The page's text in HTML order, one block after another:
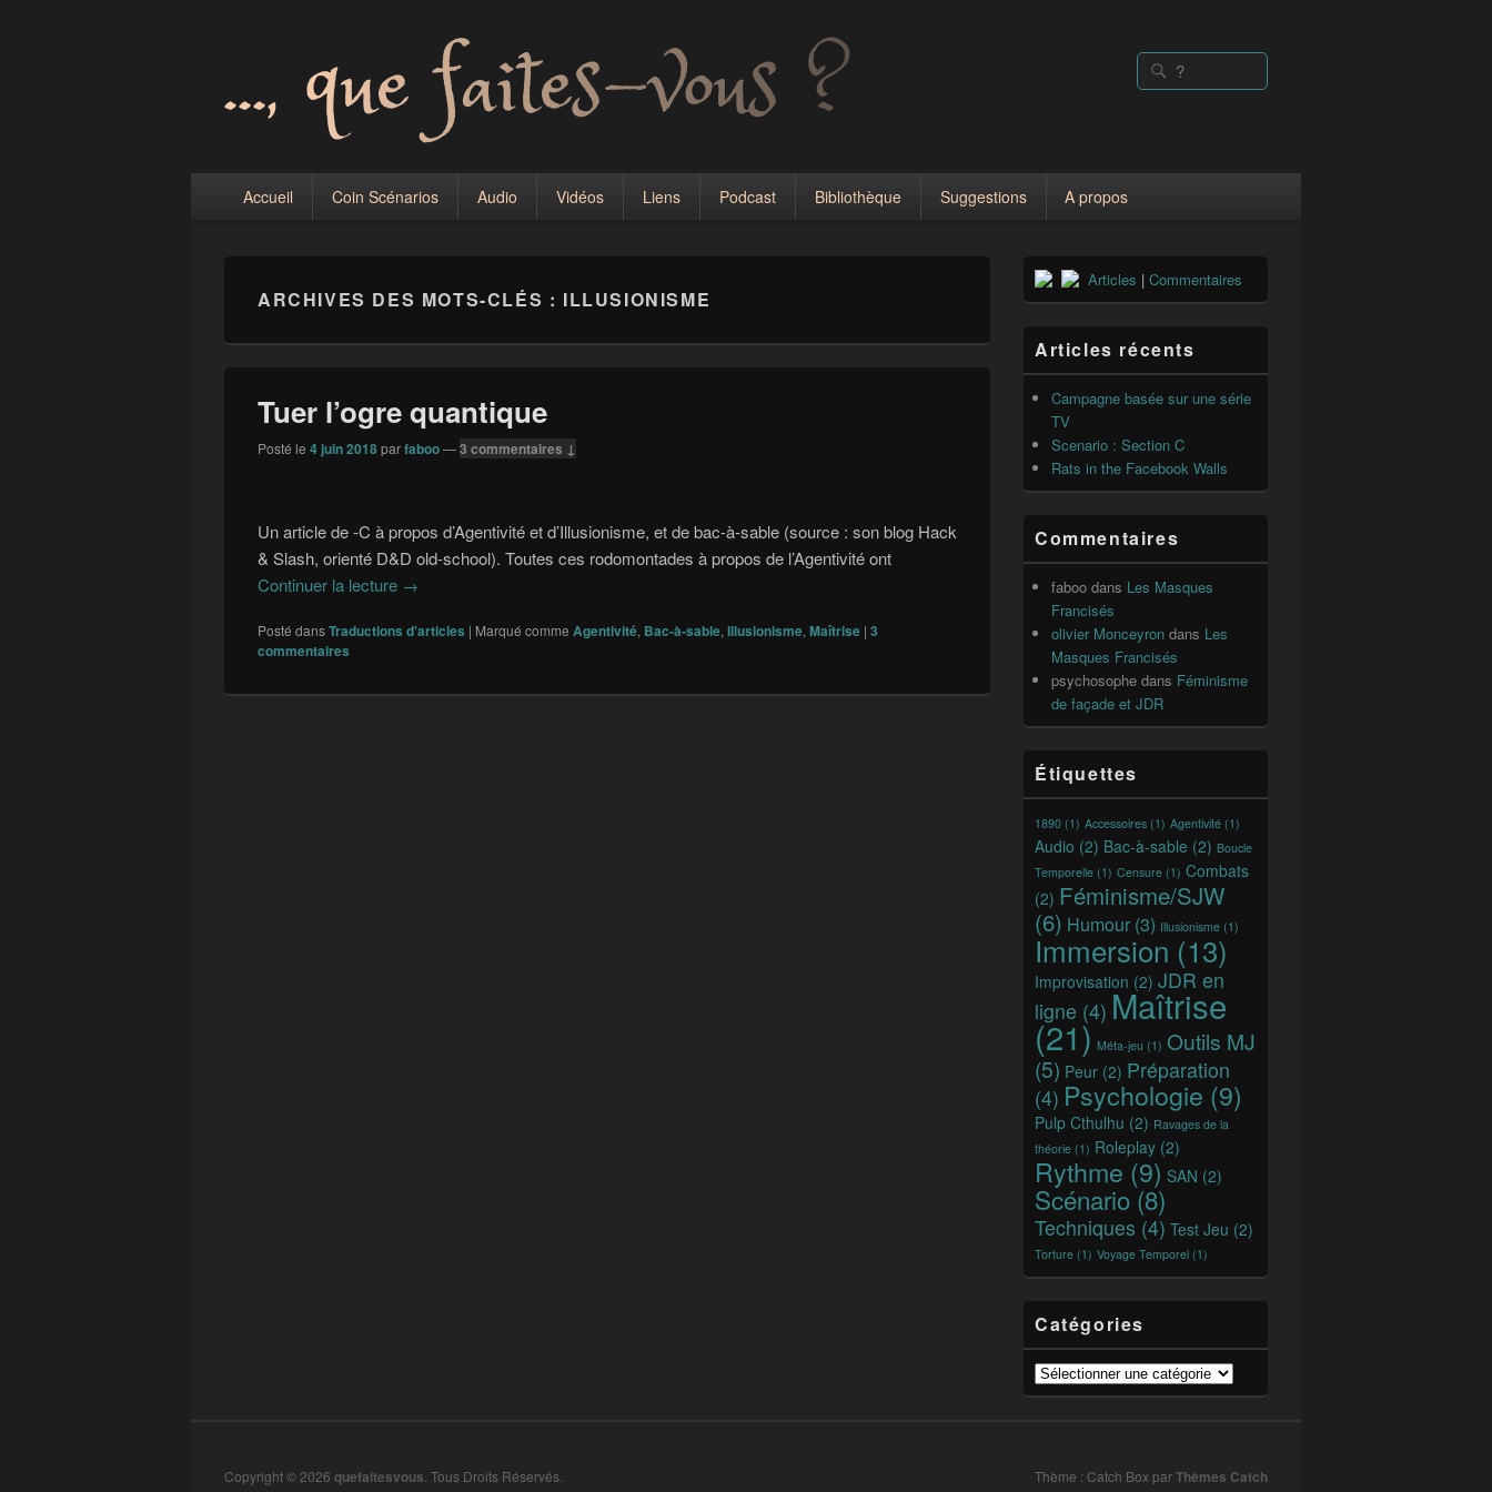
quefaitesvous
Rechercher :
Recherche
principalAccueil Coin Scénarios Audio Vidéos Liens Podcast Bibliothèque Suggestions A propos
ARCHIVES DES MOTS-CLÉS : ILLUSIONISME
Tuer l’ogre quantique
Posté le 4 juin 2018parfaboo—3 commentaires ↓
Un article de -C à propos d’Agentivité et d’Illusionisme, et de bac-à-sable (source : son blog Hack
& Slash, orienté D&D old-school). Toutes ces rodomontades à propos de l’Agentivité ont
Continuer la lecture Tuer l’ogre quantique
→
Posté dansTraductions d'articles | Marqué comme Agentivité, Bac-à-sable, Illusionisme, Maîtrise | 3
commentaires
Zone
principale
de
pour
latérale
Articles | Commentaires
Articles récents
Campagne basée sur une série
TV
Scenario : Section C
Rats in the Facebook Walls
Commentaires
faboo dans Les Masques
Francisés
olivier Monceyron dans Les
Masques Francisés
psychosophe dans Féminisme
de façade et JDR
Étiquettes
1890 (1) Accessoires (1) Agentivité (1)
Audio (2) Bac-à-sable (2) Boucle
Temporelle (1) Censure (1) Combats
(2) Féminisme/SJW
(6) Humour (3) Illusionisme (1)
Immersion (13)
Improvisation (2) JDR en
ligne (4) Maîtrise
(21) Méta-jeu (1) Outils MJ
(5) Peur (2) Préparation
(4) Psychologie (9)
Pulp Cthulhu (2) Ravages de la
théorie (1) Roleplay (2)
Rythme (9) SAN (2)
Scénario(8)
Techniques (4) Test Jeu (2)
Torture (1) Voyage Temporel (1)
Catégories
Catégories
Copyright © 2026 quefaitesvous . Tous Droits Réservés. Thème : Catch Box parThèmes Catch